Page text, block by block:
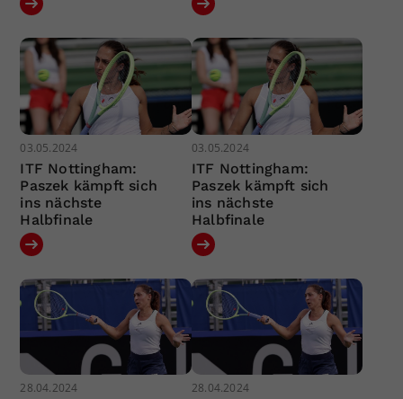
03.05.2024
ITF Nottingham:
Paszek kämpft sich
ins nächste
Halbfinale
03.05.2024
ITF Nottingham:
Paszek kämpft sich
ins nächste
Halbfinale
28.04.2024 28.04.2024